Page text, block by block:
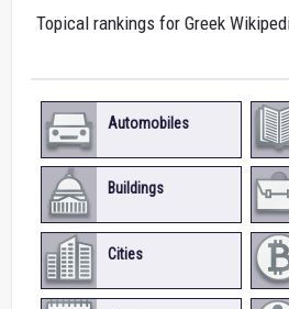
Topical rankings for Greek
Automobiles
Buildings
Cities